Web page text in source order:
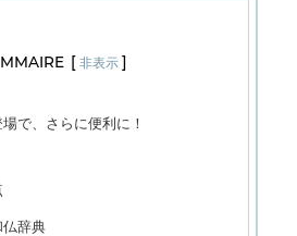
[ 非表示 ]
で、さらに便利に！
辞典